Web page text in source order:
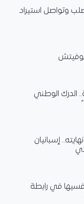
وتواصل استيراد
الدرك الوطني
إسبانيان
في رابطة